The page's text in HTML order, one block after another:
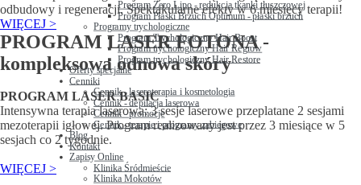
odbudowy i regeneracji. Spektakularne efekty w 6 miesięcy terapii!
WIĘCEJ >
PROGRAM LASER FOTONA -
kompleksowa odnowa skóry
PROGRAM LASER BASIC
Intensywna terapia laserowa: 3 sesje laserowe przeplatane 2 sesjami
mezoterapii igłowej. Program realizowany jest przez 3 miesiące w 5
sesjach co 2 tygodnie.
WIĘCEJ >
Program Zero Lipo - redukcja tkanki tłuszczowej
Program Płaski Brzuch Optimum - płaski brzuch
Programy trychologiczne
Program Trychologiczny Hair Boost
Program trychologiczny Hair Regrow
Program trychologiczny Hair Restore
Oferty specjalne
Cenniki
Cennik - laseroterapia i kosmetologia
Cennik - depilacja laserowa
Cennik - promocje
Cennik - terapie i programy zabiegowe
Blog
Kontakt
Zapisy Online
Klinika Śródmieście
Klinika Mokotów